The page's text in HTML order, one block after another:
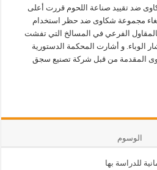
ضد تقييد صناعة اللحوم قررت أعلى
إلغاء مجموعة شكاوى ضد حظر استخدام
الفرعي في المسالخ التي تفشت
الوباء. و أشارت المحكمة الدستورية
المقدمة من قبل شركة تصنيع سجق
الوسوم
للدراسة بها